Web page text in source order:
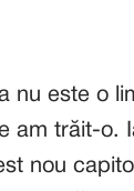
nu este o
am trăit-o.
nou